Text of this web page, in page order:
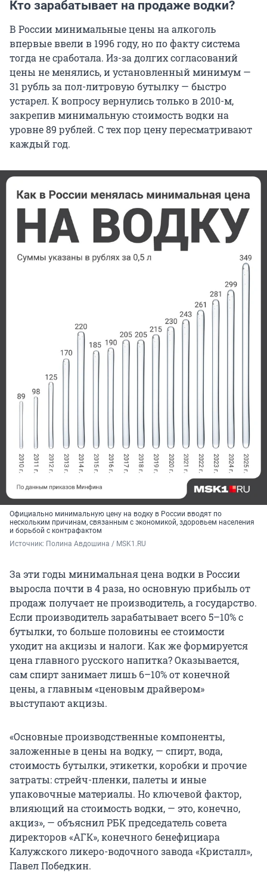
Кто зарабатывает на продаже водки?
В России минимальные цены на алкоголь
впервые ввели в 1996 году, но по факту система
тогда не сработала. Из-за долгих согласований
цены не менялись, и установленный минимум —
31 рубль за пол-литровую бутылку — быстро
устарел. К вопросу вернулись только в 2010-м,
закрепив минимальную стоимость водки на
уровне 89 рублей. С тех пор цену пересматривают
каждый год.
Официально минимальную цену на водку в России вводят по
нескольким причинам, связанным с экономикой, здоровьем населения
и борьбой с контрафактом
Источник: Полина Авдошина / MSK1.RU
За эти годы минимальная цена водки в России
выросла почти в 4 раза, но основную прибыль от
продаж получает не производитель, а государство.
Если производитель зарабатывает всего 5–10% с
бутылки, то больше половины ее стоимости
уходит на акцизы и налоги. Как же формируется
цена главного русского напитка? Оказывается,
сам спирт занимает лишь 6–10% от конечной
цены, а главным «ценовым драйвером»
выступают акцизы.
«Основные производственные компоненты,
заложенные в цены на водку, — спирт, вода,
стоимость бутылки, этикетки, коробки и прочие
затраты: стрейч-пленки, палеты и иные
упаковочные материалы. Но ключевой фактор,
влияющий на стоимость водки, — это, конечно,
акциз», — объяснил РБК председатель совета
директоров «АГК», конечного бенефициара
Калужского ликеро-водочного завода «Кристалл»,
Павел Победкин.